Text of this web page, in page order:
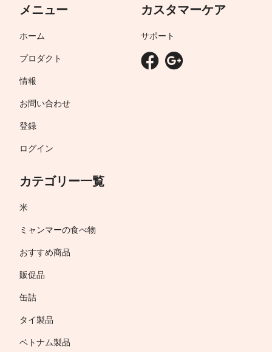
メニュー
ホーム
プロダクト
情報
お問い合わせ
登録
ログイン
カテゴリー一覧
米
ミャンマーの食べ物
おすすめ商品
販促品
缶詰
タイ製品
ベトナム製品
カスタマーケア
サポート